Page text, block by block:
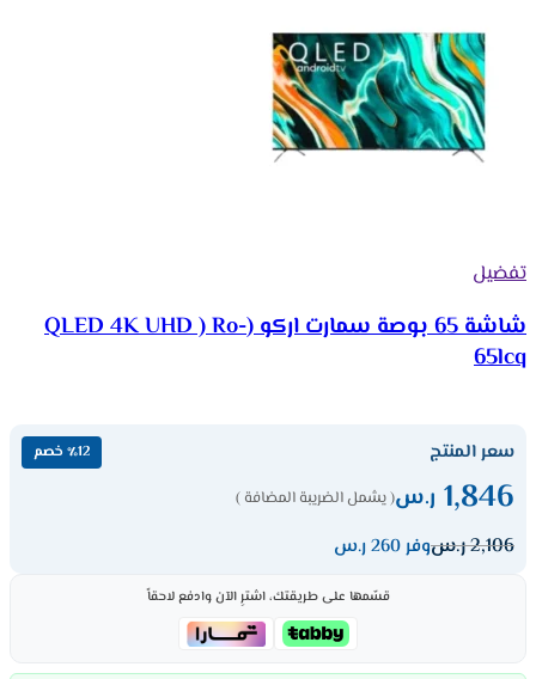
تفضيل
شاشة 65 بوصة سمارت اركو (QLED 4K UHD ) Ro-
65lcq
سعر المنتج ٪12 خصم
1,846 ر.س( يشمل الضريبة المضافة )
2,106ر.سوفر 260 ر.س
قسّمها على طريقتك، اشترِ الآن وادفع لاحقاً